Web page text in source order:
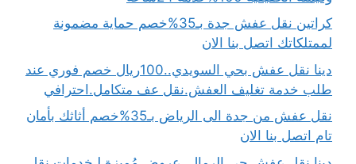
كراتين نقل عفش جدة بـ35%خصم حماية مضمونة
لممتلكاتك اتصل بنا الان
دينا نقل عفش بحي السويدي..100ريال خصم فوري عند
طلب خدمة تغليف العفش.نقل عف متكامل.احترافي
نقل عفش من جدة الى الرياض بـ35%خصم أثاثك بأمان
تام اتصل بنا الان